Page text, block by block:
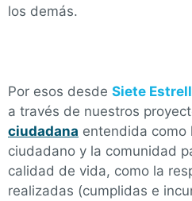
los demás.
Por esos desde Siete
a través de nuestros
ciudadana entendida como
ciudadano y la comunidad
calidad de vida, como la
realizadas (cumplidas e